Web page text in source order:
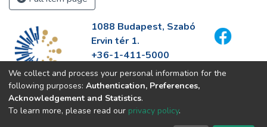
1088 Budapest, Szabó
Ervin tér 1.
+36-1-411-5000
info@fszek.hu
https://fszek.hu
We collect and process your personal information for the
following purposes: Authentication, Preferences,
Acknowledgement and Statistics.
To learn more, please read our privacy policy.